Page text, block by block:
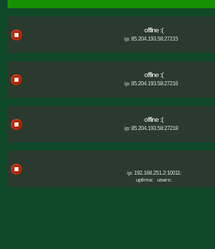
offline :(
ip: 85.204.193.58:27215
offline :(
ip: 85.204.193.58:27216
offline :(
ip: 85.204.193.58:27218
ip: 192.168.251.2:10011:
uptime:
users: